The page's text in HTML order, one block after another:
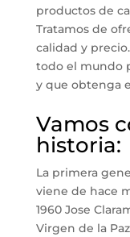
productos de
Tratamos de
calidad y
todo el mundo
y que obtenga
Vamos
historia:
La primera
viene de hace
1960 Jose
Virgen de la